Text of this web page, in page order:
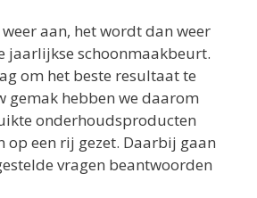
aan, het wordt dan weer
jaarlijkse schoonmaakbeurt.
om het beste resultaat te
gemak hebben we daarom
onderhoudsproducten
op een rij gezet. Daarbij gaan
vragen beantwoorden